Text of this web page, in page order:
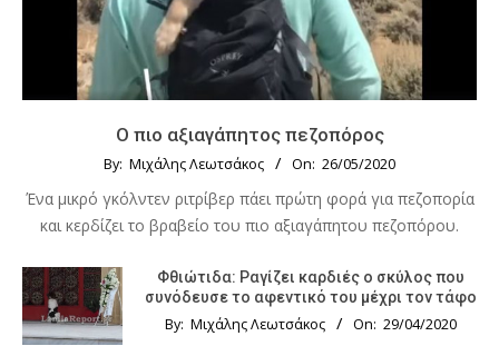
Ο πιο αξιαγάπητος πεζοπόρος
By: Μιχάλης Λεωτσάκος On: 26/05/2020
Ένα μικρό γκόλντεν ριτρίβερ πάει πρώτη φορά για πεζοπορία
και κερδίζει το βραβείο του πιο αξιαγάπητου πεζοπόρου.
Φθιώτιδα: Ραγίζει καρδιές ο σκύλος που
συνόδευσε το αφεντικό του μέχρι τον τάφο
By: Μιχάλης Λεωτσάκος On: 29/04/2020